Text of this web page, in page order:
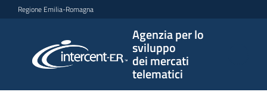
Vai al contenuto
Vai alla navigazione
Vai al footer
Regione Emilia-Romagna
Agenzia per lo
sviluppo
dei mercati
telematici
per lo
sviluppo